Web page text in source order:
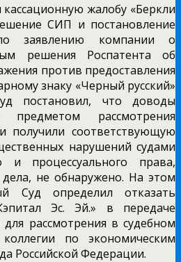
жалобу «Беркли
СИП и постановление
заявлению компании о
решения Роспатента об
против предоставления
знаку «Черный русский»
постановил, что доводы
предметом рассмотрения
получили соответствующую
нарушений судами
и процессуального права,
не обнаружено. На этом
Суд определил отказать
Эс. Эй.» в передаче
рассмотрения в судебном
по экономическим
Российской Федерации.